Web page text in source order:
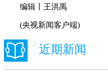
编辑丨王洪禹
(央视新闻客户端)